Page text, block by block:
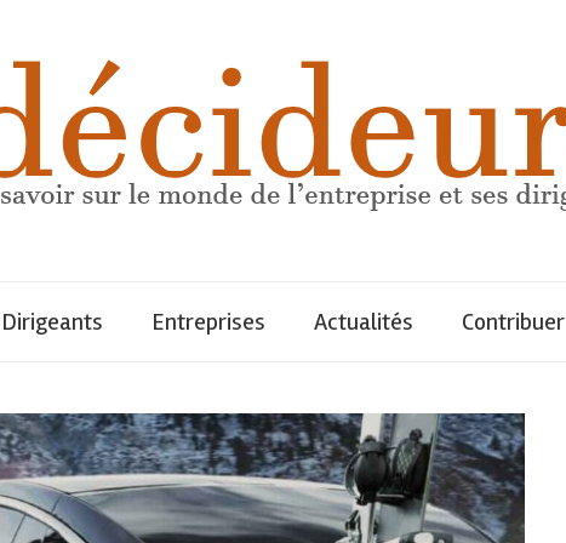
Dirigeants Entreprises Actualités Contribuer